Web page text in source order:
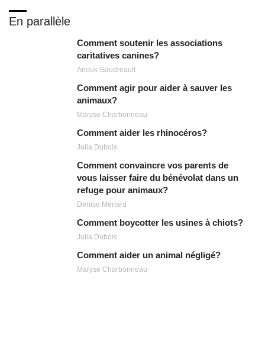
En parallèle
Comment soutenir les associations
caritatives canines?
Anouk Gaudreault
Comment agir pour aider à sauver les
animaux?
Maryse Charbonneau
Comment aider les rhinocéros?
Julia Dubois
Comment convaincre vos parents de
vous laisser faire du bénévolat dans un
refuge pour animaux?
Denise Ménard
Comment boycotter les usines à chiots?
Julia Dubois
Comment aider un animal négligé?
Maryse Charbonneau